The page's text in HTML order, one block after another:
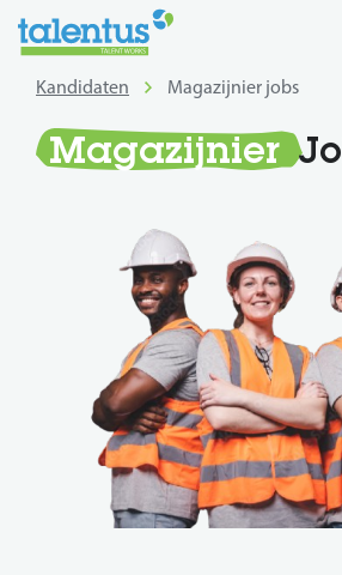
Kandidaten Magazijnier jobs
Magazijnier